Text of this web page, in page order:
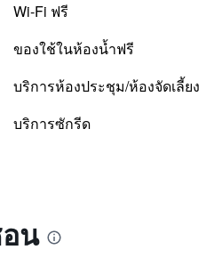
Wi-Fi ฟรี
ของใช้ในห้องน้ำฟรี
บริการห้องประชุม/ห้องจัดเลี้ยง
บริการซักรีด
น